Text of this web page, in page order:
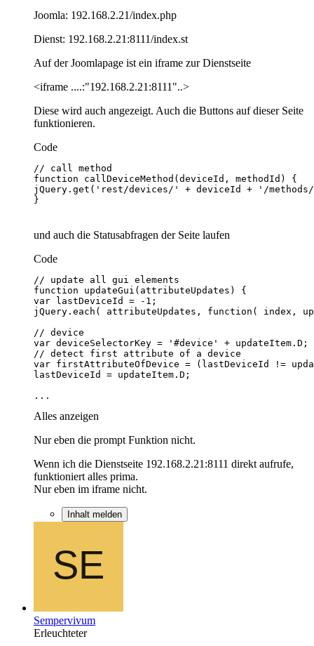
Joomla: 192.168.2.21/index.php
Dienst: 192.168.2.21:8111/index.st
Auf der Joomlapage ist ein iframe zur Dienstseite
<iframe ....:"192.168.2.21:8111"..>
Diese wird auch angezeigt. Auch die Buttons auf dieser Seite
funktionieren.
Code
}
und auch die Statusabfragen der Seite laufen
Code
...
Alles anzeigen
Nur eben die prompt Funktion nicht.
Wenn ich die Dienstseite 192.168.2.21:8111 direkt aufrufe,
funktioniert alles prima.
Nur eben im iframe nicht.
Inhalt melden
Sempervivum
Erleuchteter